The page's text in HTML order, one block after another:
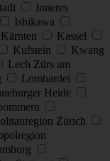
Inneres
Ishikawa
Kärnten
Kassel
Kufstein
Kwang
Lech Zürs am
Lombardei
Heide
Zürich